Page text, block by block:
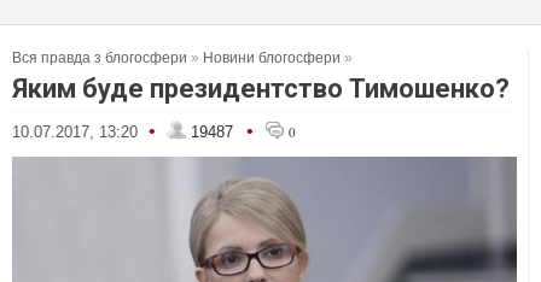
Вся правда з блогосфери » Новини блогосфери »
Яким буде президентство Тимошенко?
10.07.2017, 13:20 • 19487 • 0